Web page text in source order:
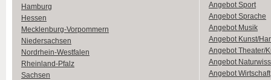
Hamburg
Hessen
Mecklenburg-Vorpommern
Niedersachsen
Nordrhein-Westfalen
Rheinland-Pfalz
Sachsen
Angebot Sport
Angebot Sprache
Angebot Musik
Angebot Kunst/
Angebot Theater/
Angebot
Angebot Wirtschaft